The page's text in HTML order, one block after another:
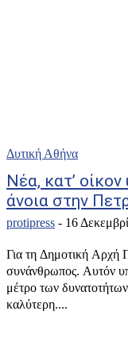
Δυτική Αθήνα
Νέα, κατ’
άνοια στην
protipress - 16
Για τη Δημοτική Αρχή
συνάνθρωπος. Αυτόν
μέτρο των
καλύτερη....